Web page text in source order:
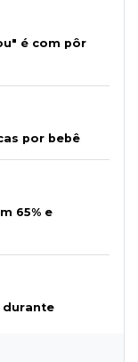
é com pôr
por bebê
65% e
durante